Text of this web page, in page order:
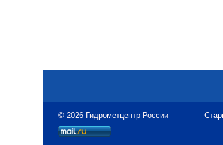
© 2026 Гидрометцентр России